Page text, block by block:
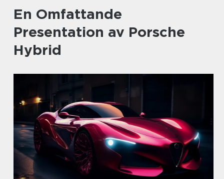
En Omfattande
Presentation av Porsche
Hybrid